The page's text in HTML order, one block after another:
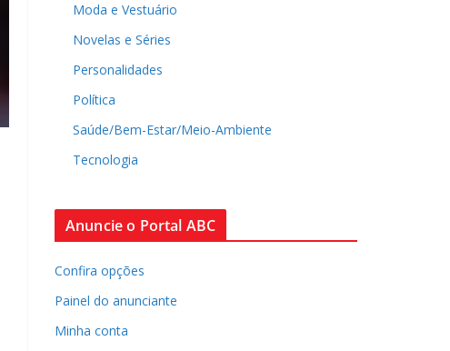
Moda e Vestuário
Novelas e Séries
Personalidades
Política
Saúde/Bem-Estar/Meio-Ambiente
Tecnologia
Anuncie o Portal ABC
Confira opções
Painel do anunciante
Minha conta